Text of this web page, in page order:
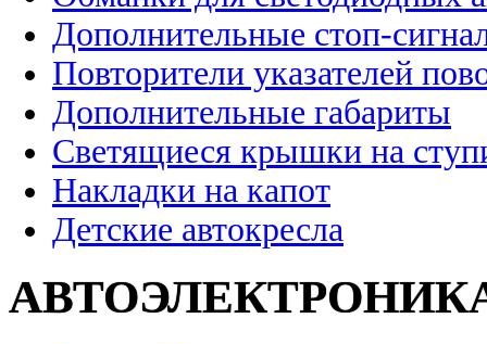
Дополнительные стоп-
Повторители указателей
Дополнительные габариты
Светящиеся крышки на
Накладки на капот
Детские автокресла